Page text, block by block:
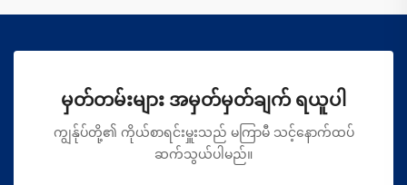
မှတ်တမ်းများ အမှတ်မှတ်ချက် ရယူပါ
ကျွန်ုပ်တို့၏ ကိုယ်စာရင်းမှူးသည် မကြာမီ သင့်နောက်ထပ်
ဆက်သွယ်ပါမည်။